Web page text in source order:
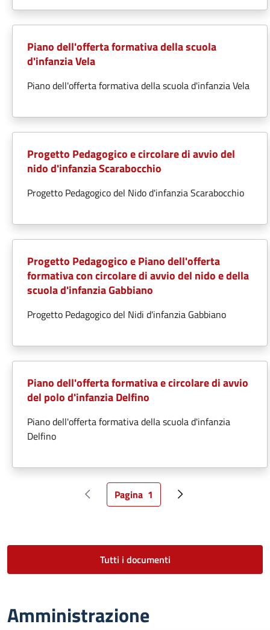
Piano dell'offerta formativa della scuola
d'infanzia Vela
Piano dell'offerta formativa della scuola d'infanzia Vela
Progetto Pedagogico e circolare di avvio del
nido d'infanzia Scarabocchio
Progetto Pedagogico del Nido d'infanzia Scarabocchio
Progetto Pedagogico e Piano dell'offerta
formativa con circolare di avvio del nido e della
scuola d'infanzia Gabbiano
Progetto Pedagogico del Nidi d'infanzia Gabbiano
Piano dell'offerta formativa e circolare di avvio
del polo d'infanzia Delfino
Piano dell'offerta formativa della scuola d'infanzia
Delfino
Pagina precedente
Pagina attuale
Pagina 1 Pagina successiva
Tutti i documenti
Amministrazione